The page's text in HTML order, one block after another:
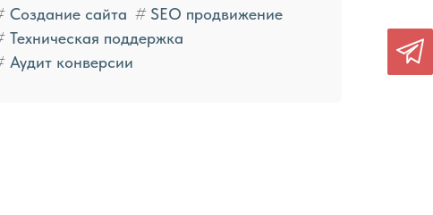
Создание сайта
SEO продвижение
Техническая поддержка
Аудит конверсии